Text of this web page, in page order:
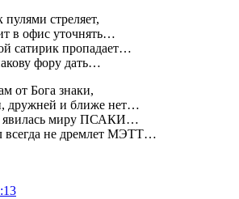
стреляет,
в офис уточнять…
сатирик пропадает…
фору дать…
от Бога знаки,
дружней и ближе нет…
явилась миру ПСАКИ…
всегда не дремлет МЭТТ…